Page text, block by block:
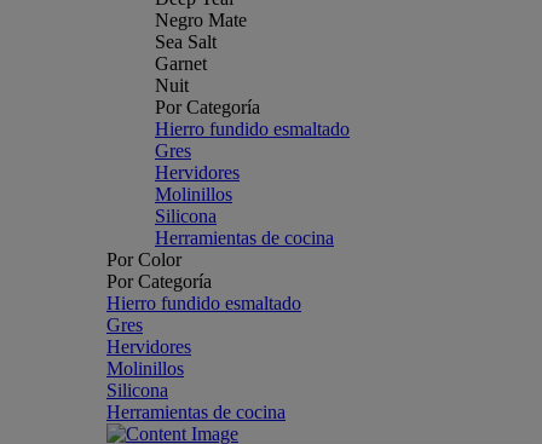
Negro Mate
Sea Salt
Garnet
Nuit
Por Categoría
Hierro fundido esmaltado
Gres
Hervidores
Molinillos
Silicona
Herramientas de cocina
Por Color
Por Categoría
Hierro fundido esmaltado
Gres
Hervidores
Molinillos
Silicona
Herramientas de cocina